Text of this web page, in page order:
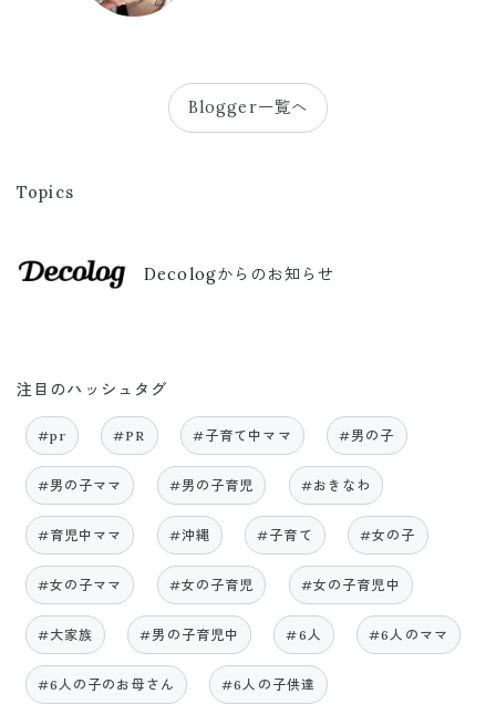
Blogger一覧へ
Topics
Decologからのお知らせ
注目のハッシュタグ
#pr #PR #子育て中ママ #男の子
#男の子ママ #男の子育児 #おきなわ
#育児中ママ #沖縄 #子育て #女の子
#女の子ママ #女の子育児 #女の子育児中
#大家族 #男の子育児中 #6人 #6人のママ
#6人の子のお母さん #6人の子供達